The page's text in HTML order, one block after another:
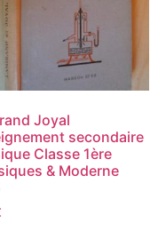
Joyal
secondaire
Classe 1ère
& Moderne